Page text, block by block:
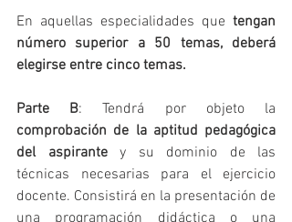
En aquellas especialidades que tengan
número superior a 50 temas, deberá
elegirse entre cinco temas.
Parte B
comprobación de la aptitud pedagógica
del aspirante y su dominio de las
técnicas necesarias para el ejercicio
docente. Consistirá en la presentación de